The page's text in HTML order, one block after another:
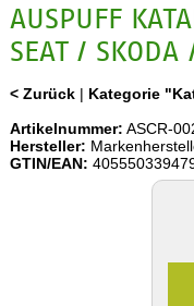
AUSPUFF
SEAT / SKODA
< Zurück| Kategorie
Artikelnummer: ASCR-
Hersteller:
GTIN/EAN: